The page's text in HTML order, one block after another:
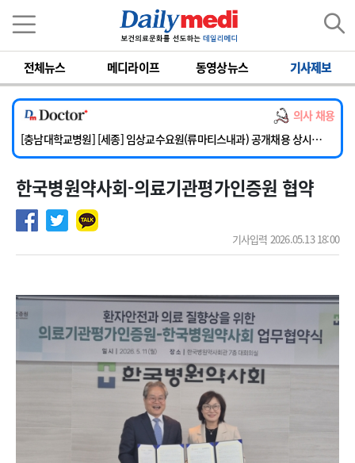
전체뉴스 메디라이프 동영상뉴스 기사제보
의사 채용
[단국대학교병원] 임상전담교원 및 전임의 초빙
[해운대부민병원] [해운대] 2026년 하반기 인턴 모집
[서울아산병원] 건강증진센터 소화기파트 건진교수 초빙
[충남대학교병원] [세종] 임상교수요원(류마티스내과) 공개채용 상시모집
[이대서울병원] 정형외과 일반의 초빙
[단국대학교병원] 임상전담교원 및 전임의 초빙
[해운대부민병원] [해운대] 2026년 하반기 인턴 모집
한국병원약사회-의료기관평가인증원 협약
기사입력 2026.05.13 18:00